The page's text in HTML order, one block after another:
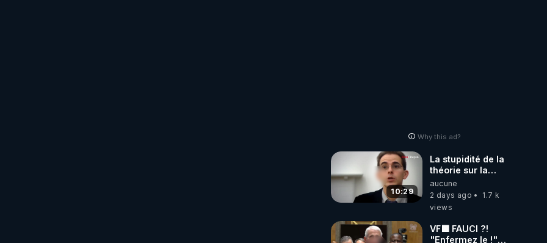
Why this ad?
10:29
La stupidité de la
théorie sur la
responsabilité de
l’homme
concernant le
carbone.
aucune
2 days ago
1.7 k
views
VF🟩 FAUCI ?!
"Enfermez le !"